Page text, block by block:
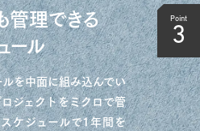
Point
3
管理できる
ール
を中面に組み込んでい
ジェクトをミクロで管
ケジュールで1年間を